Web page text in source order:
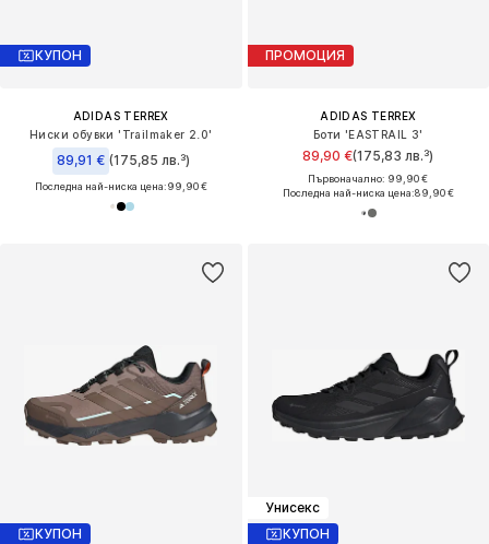
КУПОН
ADIDAS TERREX
Ниски обувки 'Trailmaker 2.0'
89,91 € (175,85 лв.³)
Последна най-ниска цена:99,90 €
ПРОМОЦИЯ
ADIDAS TERREX
Боти 'EASTRAIL 3'
89,90 €(175,83 лв.³)
Първоначално: 99,90 €
Последна най-ниска цена:89,90 €
КУПОН
Унисекс
КУПОН